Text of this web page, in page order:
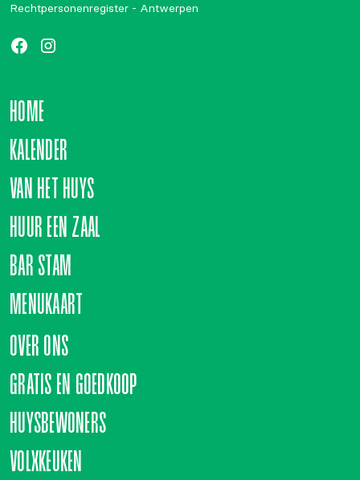
Rechtpersonenregister - Antwerpen
HOME
KALENDER
VAN HET HUYS
HUUR EEN ZAAL
BAR STAM
MENUKAART
OVER ONS
GRATIS EN GOEDKOOP
HUYSBEWONERS
VOLXKEUKEN